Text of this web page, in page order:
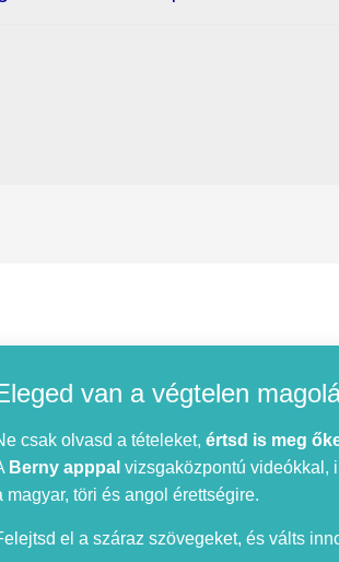
van a végtelen
csak olvasd a tételeket, értsd is meg
Berny apppal vizsgaközpontú videókkal,
magyar, töri és angol érettségire.
el a száraz szövegeket, és válts